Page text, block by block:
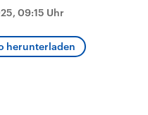
mit großem Einfluss auf
aktuelle Weltgeschehen.
Podcasts
09:15 Uhr
herunterladen